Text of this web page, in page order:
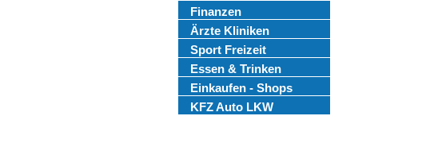
Finanzen
Ärzte Kliniken
Sport Freizeit
Essen & Trinken
Einkaufen - Shops
KFZ Auto LKW